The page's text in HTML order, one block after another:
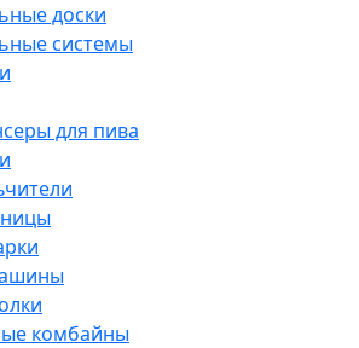
доски
системы
для пива
комбайны